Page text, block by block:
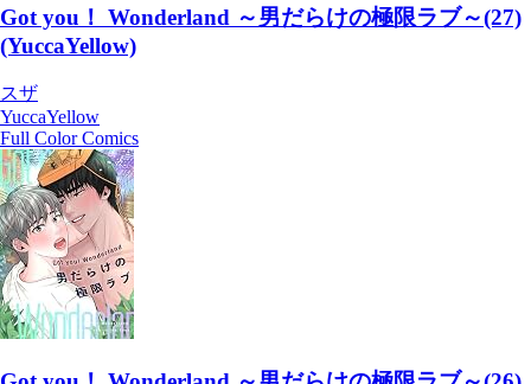
Got you！ Wonderland ～男だらけの極限ラブ～(27)
(YuccaYellow)
スザ
YuccaYellow
Full Color Comics